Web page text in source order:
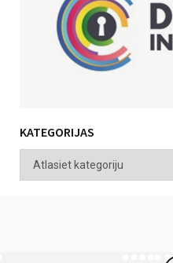
KATEGORIJAS